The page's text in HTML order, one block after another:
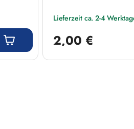
Lieferzeit ca. 2-4
2,00 €